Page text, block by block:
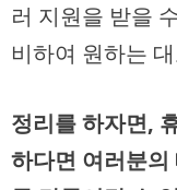
러 지원을 받을
비하여 원하는
정리를 하자면,
하다면 여러분의